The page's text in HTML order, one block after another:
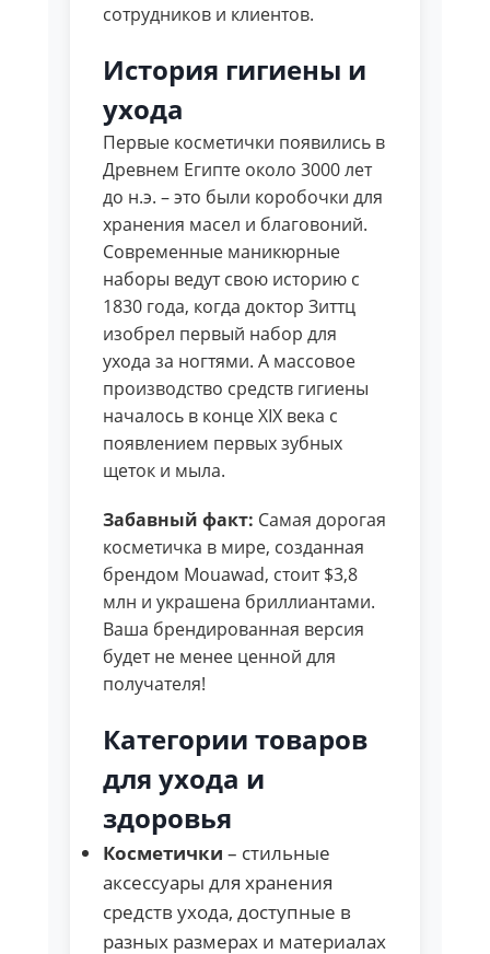
сотрудников и клиентов.
История гигиены и
ухода
Первые косметички появились в
Древнем Египте около 3000 лет
до н.э. – это были коробочки для
хранения масел и благовоний.
Современные маникюрные
наборы ведут свою историю с
1830 года, когда доктор Зиттц
изобрел первый набор для
ухода за ногтями. А массовое
производство средств гигиены
началось в конце XIX века с
появлением первых зубных
щеток и мыла.
Забавный факт: Самая дорогая
косметичка в мире, созданная
брендом Mouawad, стоит $3,8
млн и украшена бриллиантами.
Ваша брендированная версия
будет не менее ценной для
получателя!
Категории товаров
для ухода и
здоровья
Косметички – стильные
аксессуары для хранения
средств ухода, доступные в
разных размерах и материалах